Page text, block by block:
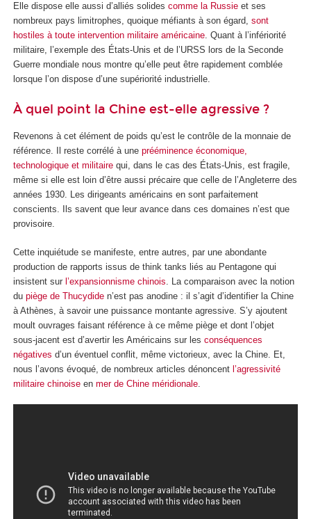
Elle dispose elle aussi d’alliés solides comme la Russie et ses
nombreux pays limitrophes, quoique méfiants à son égard, sont
hostiles à toute intervention militaire américaine. Quant à l’infériorité
militaire, l’exemple des États-Unis et de l’URSS lors de la Seconde
Guerre mondiale nous montre qu’elle peut être rapidement comblée
lorsque l’on dispose d’une supériorité industrielle.
À quel point la Chine est-elle agressive ?
Revenons à cet élément de poids qu’est le contrôle de la monnaie de
référence. Il reste corrélé à une prééminence économique,
technologique et militaire qui, dans le cas des États-Unis, est fragile,
même si elle est loin d’être aussi précaire que celle de l’Angleterre des
années 1930. Les dirigeants américains en sont parfaitement
conscients. Ils savent que leur avance dans ces domaines n’est que
provisoire.
Cette inquiétude se manifeste, entre autres, par une abondante
production de rapports issus de think tanks liés au Pentagone qui
insistent sur l’expansionnisme chinois . La comparaison avec la notion
du piège de Thucydide n’est pas anodine : il s’agit d’identifier la Chine
à Athènes, à savoir une puissance montante agressive. S’y ajoutent
moult ouvrages faisant référence à ce même piège et dont l’objet
sous-jacent est d’avertir les Américains sur les conséquences
négatives d’un éventuel conflit, même victorieux, avec la Chine. Et,
nous l’avons évoqué, de nombreux articles dénoncent l’agressivité
militaire chinoise en mer de Chine méridionale